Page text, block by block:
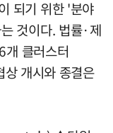
되기 위한 '분야
것이다. 법률·제
클러스터
개시와 종결은